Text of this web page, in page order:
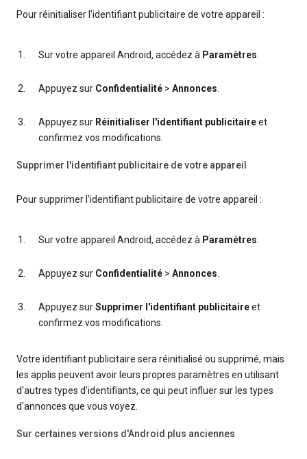
Pour réinitialiser l'identifiant publicitaire de votre appareil :
Sur votre appareil Android, accédez à Paramètres.
Appuyez sur Confidentialité > Annonces.
Appuyez sur Réinitialiser l'identifiant publicitaireet
confirmez vos modifications.
Supprimer l'identifiant publicitaire de votre appareil
Pour supprimer l'identifiant publicitaire de votre appareil :
Sur votre appareil Android, accédez à Paramètres.
Appuyez sur Confidentialité > Annonces.
Appuyez surSupprimer l'identifiant publicitaireet
confirmez vos modifications.
Votre identifiant publicitaire sera réinitialisé ou supprimé, mais
les applis peuvent avoir leurs propres paramètres en utilisant
d'autres types d'identifiants, ce qui peut influer sur les types
d'annonces que vous voyez.
Sur certaines versions d'Android plus anciennes